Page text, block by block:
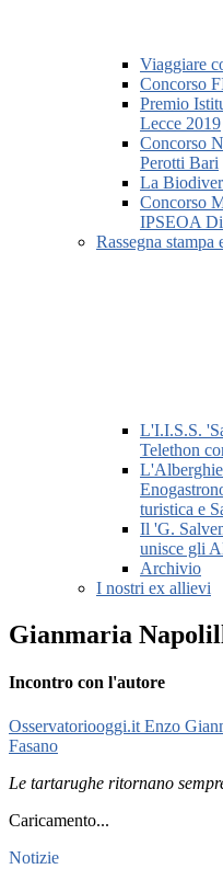
Viaggiare
Concorso
Premio
Lecce 2019
Concorso
Perotti Bari
La
Concorso
IPSEOA
Rassegna stampa
L'I.I.S.S.
Telethon
turistica e
Il 'G.
unisce gli
Archivio
I nostri ex allievi
Gianmaria
Incontro con l'autore
Osservatoriooggi.it Enzo
Fasano
Le tartarughe ritornano
Caricamento...
Notizie